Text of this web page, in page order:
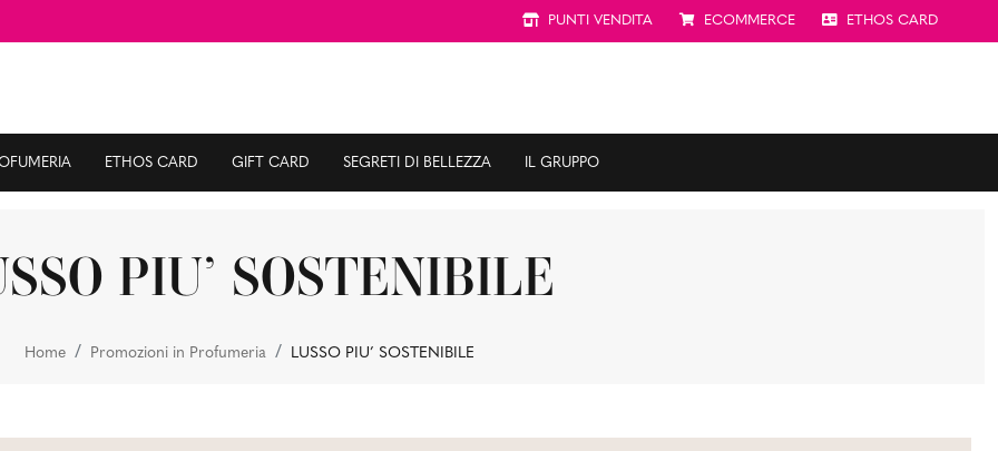
PUNTI VENDITA ECOMMERCE ETHOS CARD
ETHOS CARD GIFT CARD SEGRETI DI BELLEZZA IL GRUPPO
PIU’ SOSTENIBILE
Home Promozioni in Profumeria LUSSO PIU’ SOSTENIBILE